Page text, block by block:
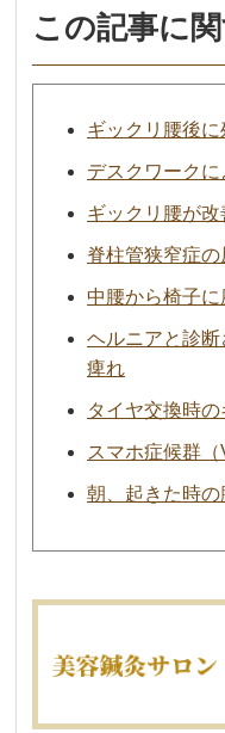
この記事に
ギックリ腰後
デスクワーク
ギックリ腰が改
脊柱管狭窄症の
中腰から椅子
ヘルニアと診
痺れ
タイヤ交換時
スマホ症候群（
朝、起きた時の